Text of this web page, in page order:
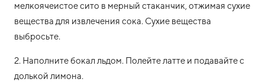
мелкоячеистое сито в мерный стаканчик, отжимая сухие
вещества для извлечения сока. Сухие вещества
выбросьте.
2. Наполните бокал льдом. Полейте латте и подавайте с
долькой лимона.